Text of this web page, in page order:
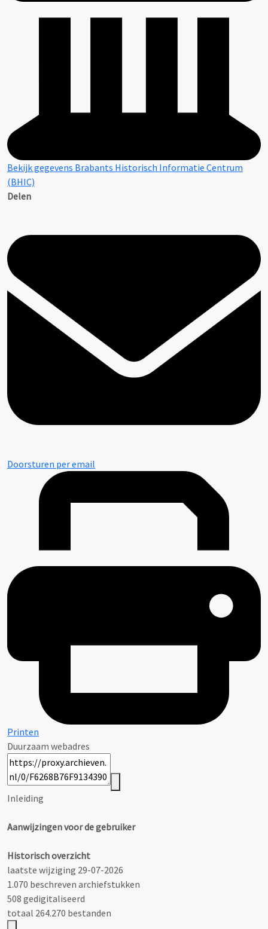
Bekijk gegevens Brabants Historisch Informatie Centrum
(BHIC)
Delen
Doorsturen per email
Printen
Duurzaam webadres
Inleiding
Aanwijzingen voor de gebruiker
Historisch overzicht
laatste wijziging 29-07-2026
1.070 beschreven archiefstukken
508 gedigitaliseerd
totaal 264.270 bestanden